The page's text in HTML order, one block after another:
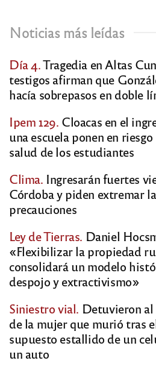
Noticias más leídas
Día 4.Tragedia en Altas
testigos afirman que
hacía sobrepasos en doble
Ipem 129. Cloacas en el
una escuela ponen en riesgo
salud de los estudiantes
Clima. Ingresarán fuertes
Córdoba y piden extremar
precauciones
Ley de Tierras. Daniel
«Flexibilizar la propiedad
consolidará un modelo
despojo y extractivismo»
Siniestro vial. Detuvieron al
de la mujer que murió tras
supuesto estallido de un
un auto